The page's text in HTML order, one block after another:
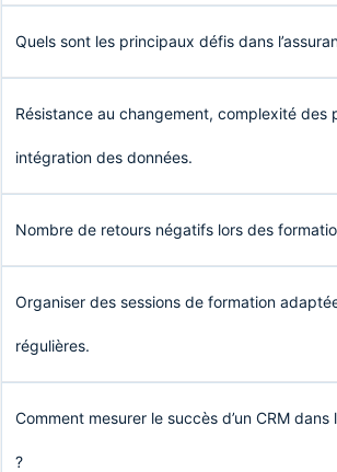
Quels sont les principaux défis dans
Résistance au changement, complexité des
intégration des données.
Nombre de retours négatifs lors des
Organiser des sessions de formation
régulières.
Comment mesurer le succès d’un CRM dans
?